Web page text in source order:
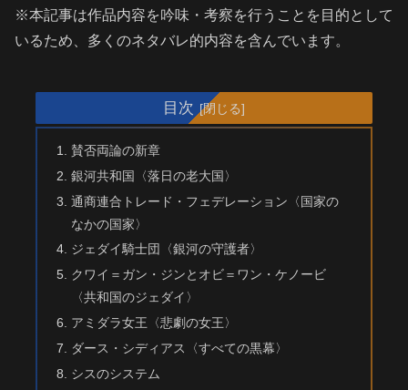
※本記事は作品内容を吟味・考察を行うことを目的として
いるため、多くのネタバレ的内容を含んでいます。
目次
賛否両論の新章
銀河共和国〈落日の老大国〉
通商連合トレード・フェデレーション〈国家の
なかの国家〉
ジェダイ騎士団〈銀河の守護者〉
クワイ＝ガン・ジンとオビ＝ワン・ケノービ
〈共和国のジェダイ〉
アミダラ女王〈悲劇の女王〉
ダース・シディアス〈すべての黒幕〉
シスのシステム